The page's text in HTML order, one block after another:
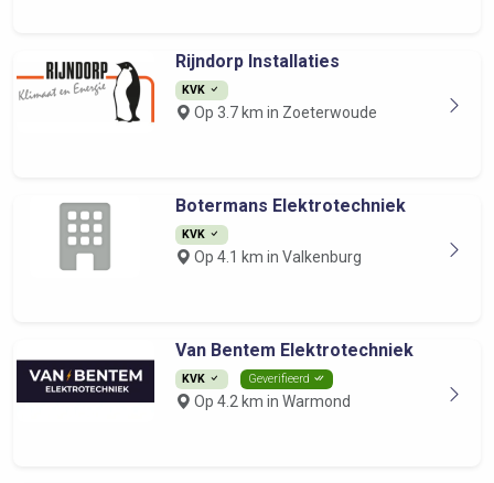
Rijndorp Installaties
KVK
Op 3.7 km in Zoeterwoude
Botermans Elektrotechniek
KVK
Op 4.1 km in Valkenburg
Van Bentem Elektrotechniek
KVK Geverifieerd
Op 4.2 km in Warmond